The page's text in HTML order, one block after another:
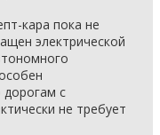
кара пока не
электрической
дорогам с
не требует